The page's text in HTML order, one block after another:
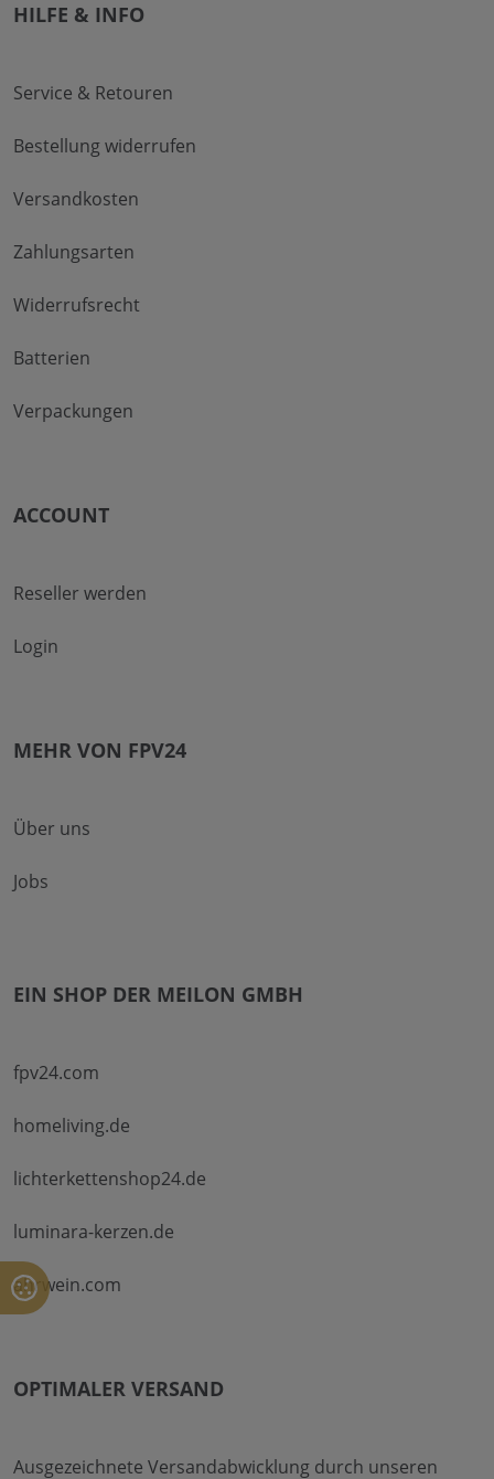
HILFE & INFO
Service & Retouren
Bestellung widerrufen
Versandkosten
Zahlungsarten
Widerrufsrecht
Batterien
Verpackungen
ACCOUNT
Reseller werden
Login
MEHR VON FPV24
Über uns
Jobs
EIN SHOP DER MEILON GMBH
fpv24.com
homeliving.de
lichterkettenshop24.de
luminara-kerzen.de
ahrwein.com
OPTIMALER VERSAND
Ausgezeichnete Versandabwicklung durch unseren